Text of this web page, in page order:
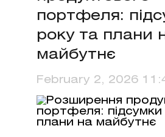
портфеля:
року та плани
майбутнє
February 2, 2026